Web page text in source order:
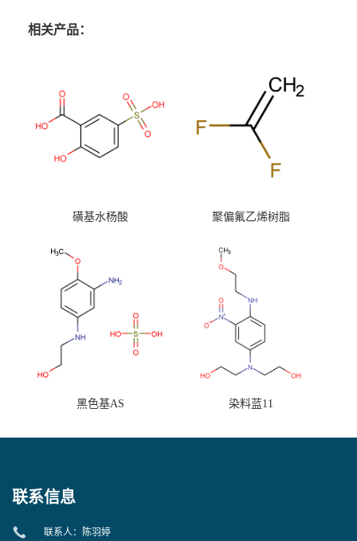
相关产品：
磺基水杨酸 聚偏氟乙烯树脂
黑色基AS 染料蓝11
联系信息
联系人：陈羽婷